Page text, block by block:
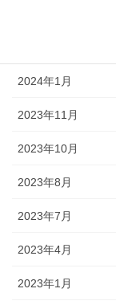
2024年1月
2023年11月
2023年10月
2023年8月
2023年7月
2023年4月
2023年1月